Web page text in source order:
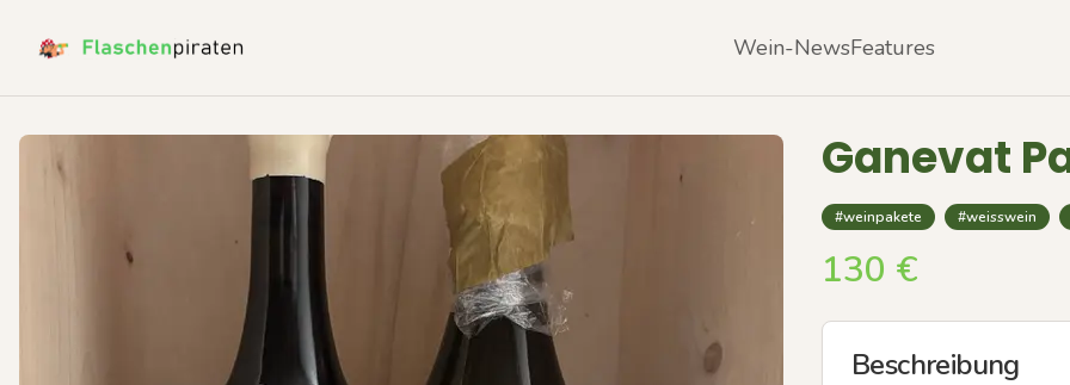
Wein-NewsFeatures
Ganevat
#weinpakete #weisswein
130 €
Beschreibung